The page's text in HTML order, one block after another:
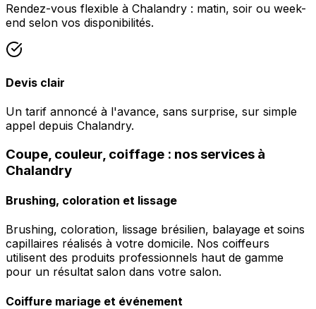
Rendez-vous flexible à Chalandry : matin, soir ou week-
end selon vos disponibilités.
Devis clair
Un tarif annoncé à l'avance, sans surprise, sur simple
appel depuis Chalandry.
Coupe, couleur, coiffage : nos services à
Chalandry
Brushing, coloration et lissage
Brushing, coloration, lissage brésilien, balayage et soins
capillaires réalisés à votre domicile. Nos coiffeurs
utilisent des produits professionnels haut de gamme
pour un résultat salon dans votre salon.
Coiffure mariage et événement